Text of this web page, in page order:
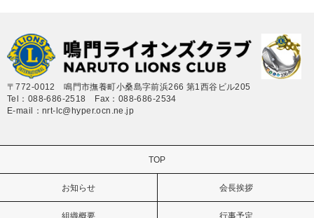
〒772-0012 鳴門市撫養町小桑島字前浜266 第1西谷ビル205
Tel：088-686-2518 Fax：088-686-2534
E-mail：nrt-lc@hyper.ocn.ne.jp
TOP
お知らせ 会長挨拶
組織概要 行事予定